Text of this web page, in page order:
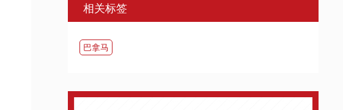
相关标签
巴拿马